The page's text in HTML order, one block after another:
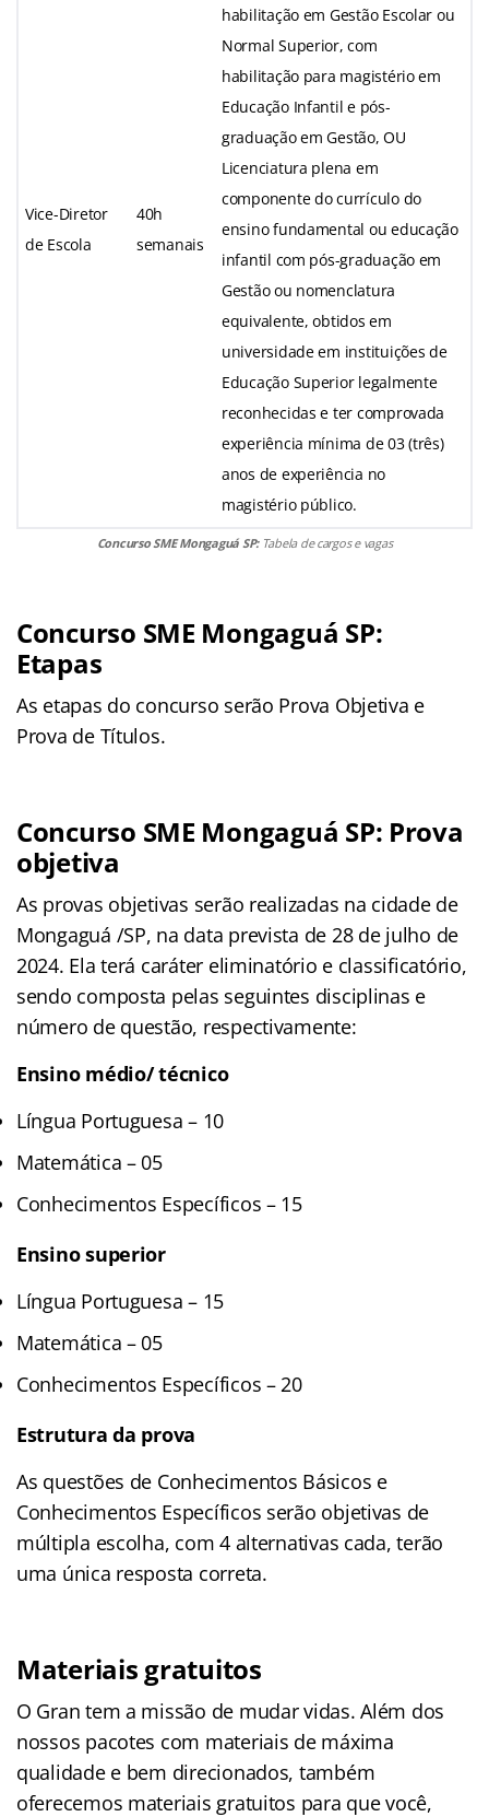
Vice-Diretor
de Escola
40h
semanais
habilitação em Gestão Escolar ou
Normal Superior, com
habilitação para magistério em
Educação Infantil e pós-
graduação em Gestão, OU
Licenciatura plena em
componente do currículo do
ensino fundamental ou educação
infantil com pós-graduação em
Gestão ou nomenclatura
equivalente, obtidos em
universidade em instituições de
Educação Superior legalmente
reconhecidas e ter comprovada
experiência mínima de 03 (três)
anos de experiência no
magistério público.
Concurso SME Mongaguá SP:Tabela de cargos e vagas
Concurso SME Mongaguá SP:
Etapas
As etapas do concurso serão Prova Objetiva e
Prova de Títulos.
Concurso SME Mongaguá SP: Prova
objetiva
As provas objetivas serão realizadas na cidade de
Mongaguá /SP, na data prevista de 28 de julho de
2024. Ela terá caráter eliminatório e classificatório,
sendo composta pelas seguintes disciplinas e
número de questão, respectivamente:
Ensino médio/ técnico
Língua Portuguesa – 10
Matemática – 05
Conhecimentos Específicos – 15
Ensino superior
Língua Portuguesa – 15
Matemática – 05
Conhecimentos Específicos – 20
Estrutura da prova
As questões de Conhecimentos Básicos e
Conhecimentos Específicos serão objetivas de
múltipla escolha, com 4 alternativas cada, terão
uma única resposta correta.
Materiais gratuitos
O Gran tem a missão de mudar vidas. Além dos
nossos pacotes com materiais de máxima
qualidade e bem direcionados, também
oferecemos materiais gratuitos para que você,